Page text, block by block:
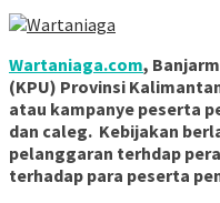
Wartaniaga.com,
(KPU) Provinsi
atau kampanye peserta
dan caleg. Kebijakan
pelanggaran terhdap
terhadap para peserta